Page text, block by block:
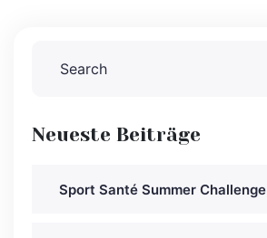
Neueste Beiträge
Sport Santé Summer Challenge